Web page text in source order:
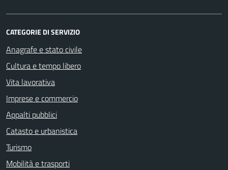
CATEGORIE DI SERVIZIO
Anagrafe e stato civile
Cultura e tempo libero
Vita lavorativa
Imprese e commercio
Appalti pubblici
Catasto e urbanistica
Turismo
Mobilità e trasporti